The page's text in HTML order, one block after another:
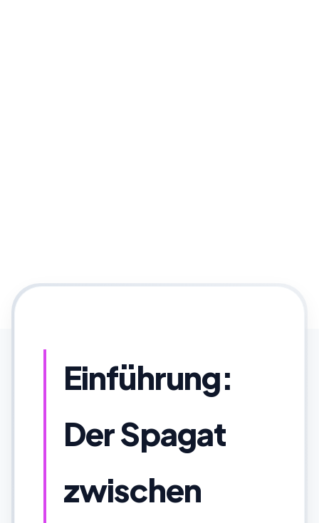
Einführung:
Der Spagat
zwischen